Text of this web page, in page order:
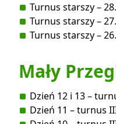
Turnus starszy –
Turnus starszy –
Turnus starszy –
Mały
Dzień 12 i 13 –
Dzień 11 – turnus